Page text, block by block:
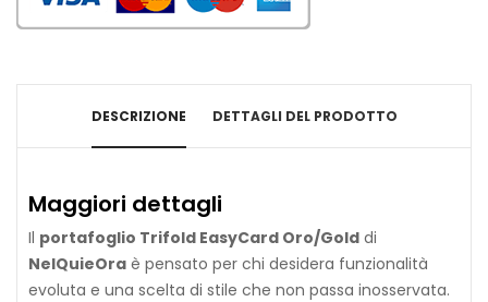
29,90 € 24,90 €
Portafoglio e Porta Carte EasyCard Oro/Oro –
NelQuieOra
29,90 € 24,90 €
DESCRIZIONE DETTAGLI DEL PRODOTTO
Maggiori dettagli
Il portafoglio Trifold EasyCard Oro/Gold di
NelQuieOra è pensato per chi desidera funzionalità
evoluta e una scelta di stile che non passa inosservata.